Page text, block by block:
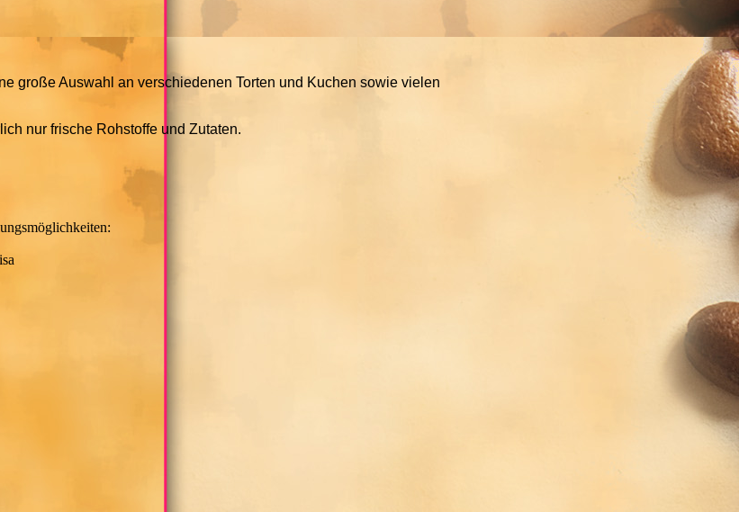
große Auswahl an verschiedenen Torten und Kuchen sowie vielen
nur frische Rohstoffe und Zutaten.